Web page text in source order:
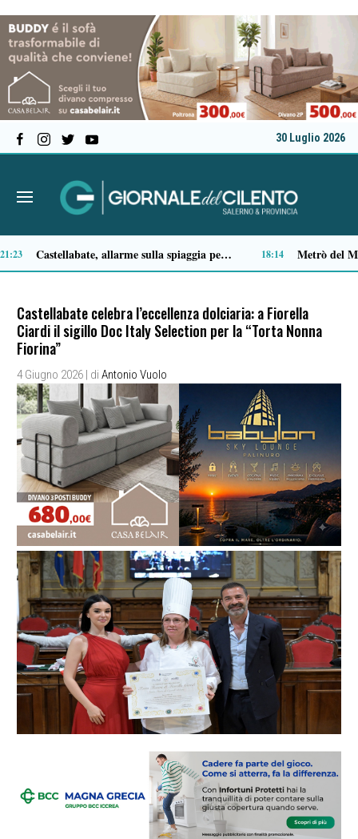
30 Luglio 2026
14:49 Premio Terre del Bussento, si alza il sipario: stasera Roberto Fico apre l’11ª edizione 14:35
Castellabate celebra l’eccellenza dolciaria: a Fiorella
Ciardi il sigillo Doc Italy Selection per la “Torta Nonna
Fiorina”
4 Giugno 2026 | di Antonio Vuolo